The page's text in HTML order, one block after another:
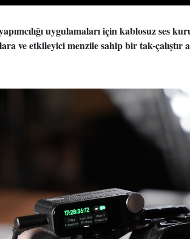
uygulamaları için kablosuz ses
ve etkileyici menzile sahip bir tak-çalıştır